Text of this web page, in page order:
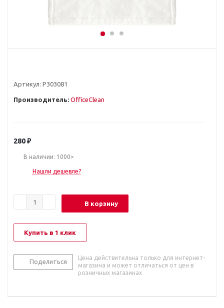
Артикул: Р303081
Производитель: OfficeClean
280₽
В наличии: 1000>
Нашли дешевле?
В корзину
Купить в 1 клик
Поделиться
Цена действительна только для интернет-
магазина и может отличаться от цен в
розничных магазинах